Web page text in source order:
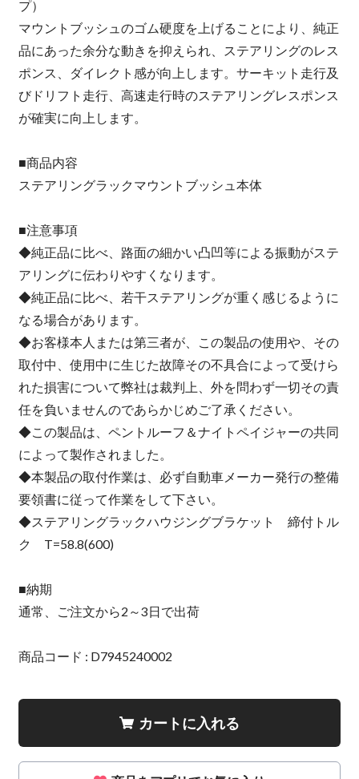
プ）
マウントブッシュのゴム硬度を上げることにより、純正
品にあった余分な動きを抑えられ、ステアリングのレス
ポンス、ダイレクト感が向上します。サーキット走行及
びドリフト走行、高速走行時のステアリングレスポンス
が確実に向上します。
■商品内容
ステアリングラックマウントブッシュ本体
■注意事項
◆純正品に比べ、路面の細かい凸凹等による振動がステ
アリングに伝わりやすくなります。
◆純正品に比べ、若干ステアリングが重く感じるように
なる場合があります。
◆お客様本人または第三者が、この製品の使用や、その
取付中、使用中に生じた故障その不具合によって受けら
れた損害について弊社は裁判上、外を問わず一切その責
任を負いませんのであらかじめご了承ください。
◆この製品は、ペントルーフ＆ナイトペイジャーの共同
によって製作されました。
◆本製品の取付作業は、必ず自動車メーカー発行の整備
要領書に従って作業をして下さい。
◆ステアリングラックハウジングブラケット 締付トル
ク T=58.8(600)
■納期
通常、ご注文から2～3日で出荷
商品コード : D7945240002
カートに入れる